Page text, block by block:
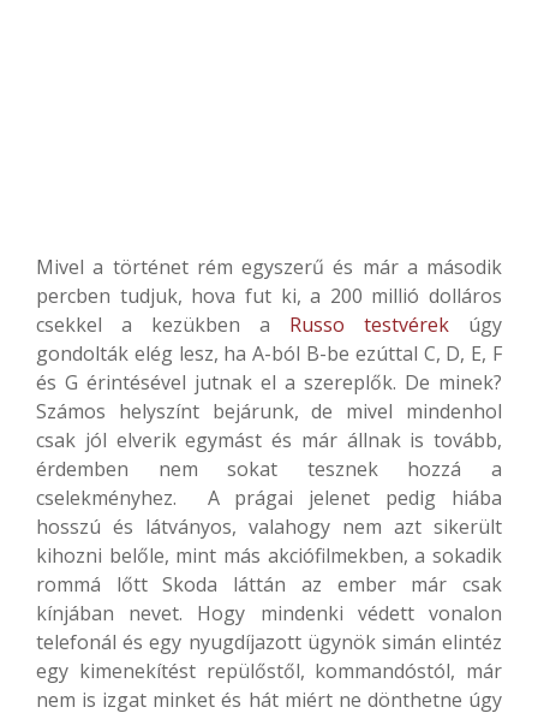
Mivel a történet rém egyszerű és már a második
percben tudjuk, hova fut ki, a 200 millió dolláros
csekkel a kezükben a Russo testvérek úgy
gondolták elég lesz, ha A-ból B-be ezúttal C, D, E, F
és G érintésével jutnak el a szereplők. De minek?
Számos helyszínt bejárunk, de mivel mindenhol
csak jól elverik egymást és már állnak is tovább,
érdemben nem sokat tesznek hozzá a
cselekményhez. A prágai jelenet pedig hiába
hosszú és látványos, valahogy nem azt sikerült
kihozni belőle, mint más akciófilmekben, a sokadik
rommá lőtt Skoda láttán az ember már csak
kínjában nevet. Hogy mindenki védett vonalon
telefonál és egy nyugdíjazott ügynök simán elintéz
egy kimenekítést repülőstől, kommandóstól, már
nem is izgat minket és hát miért ne dönthetne úgy